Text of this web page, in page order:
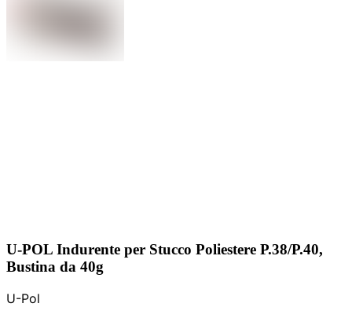
U-POL Indurente per Stucco Poliestere P.38/P.40,
Bustina da 40g
U-Pol